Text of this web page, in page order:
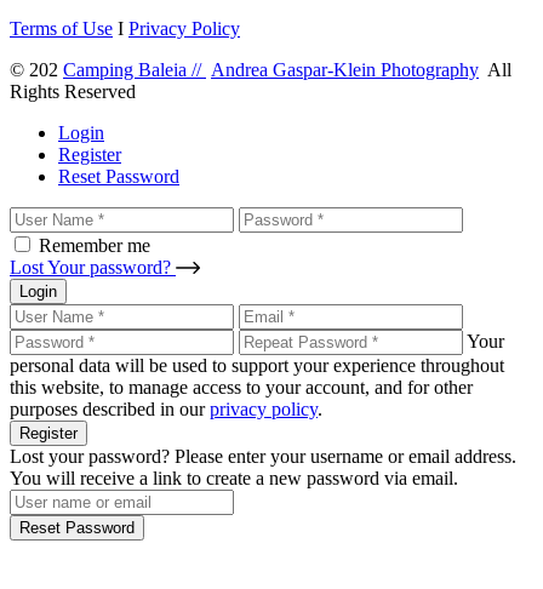
Terms of Use I Privacy Policy
© 202 Camping Baleia // Andrea Gaspar-Klein Photography All
Rights Reserved
Login
Register
Reset Password
Remember me
Lost Your password?
Login
Your
personal data will be used to support your experience throughout
this website, to manage access to your account, and for other
purposes described in ourprivacy policy.
Register
Lost your password? Please enter your username or email address.
You will receive a link to create a new password via email.
Reset Password